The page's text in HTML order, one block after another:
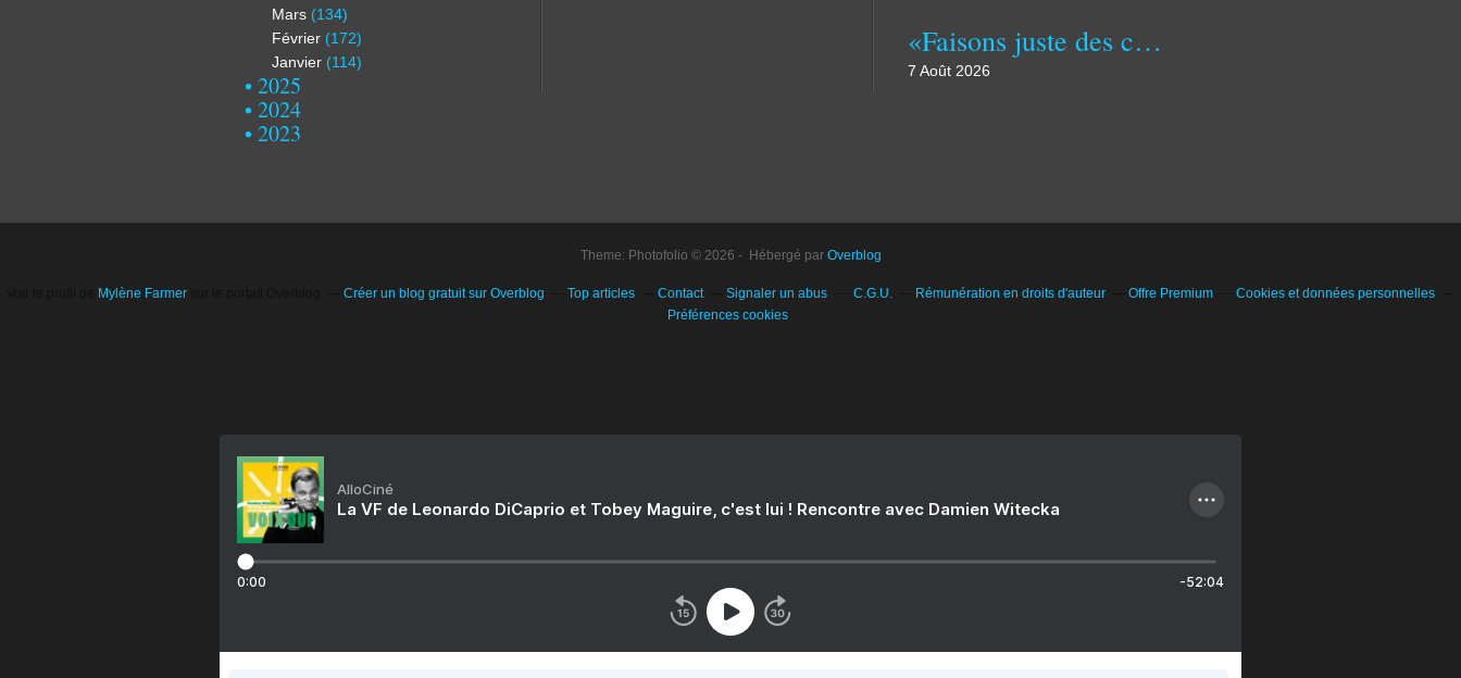
Mars (134)
Février (172)
Janvier (114)
2025
2024
2023
«Faisons juste des concerts et soyons heureux» : Liam Gallagher du groupe Oasis met fin aux rumeurs sur un nouvel album
7 Août 2026
Theme: Photofolio © 2026 - Hébergé par Overblog
Mylène Farmer Créer un blog gratuit sur Overblog Top articles Contact Signaler un abus C.G.U. Rémunération en droits d'auteur Offre Premium
Cookies et données personnelles
Préférences cookies
AlloCiné
La VF de Leonardo DiCaprio et Tobey Maguire, c'est lui ! Rencontre avec Damien Witecka
0:00 -52:04